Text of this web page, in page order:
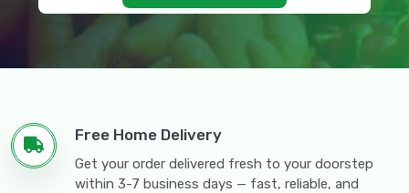
Free Home Delivery
Get your order delivered fresh to your doorstep
within 3-7 business days — fast, reliable, and